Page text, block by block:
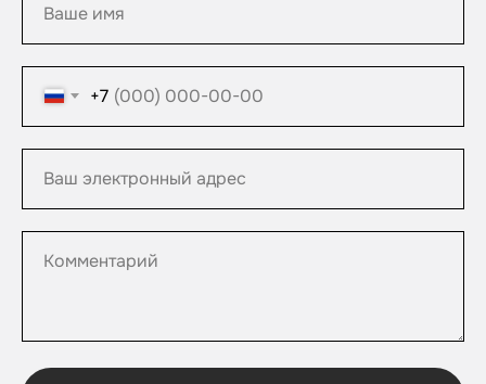
Ваше имя
+7
Ваш электронный адрес
Комментарий